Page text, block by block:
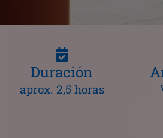
Duración
aprox. 2,5 horas